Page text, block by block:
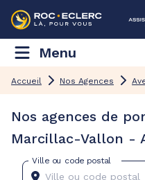
Menu
Accueil Nos Agences
Nos agences de
Marcillac-Vallon -
Ville ou code postal